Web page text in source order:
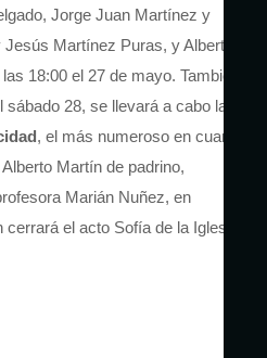
Jorge Juan Martínez y
Martínez Puras, y Alberto
18:00 el 27 de mayo. También
28, se llevará a cabo la
, el más numeroso en cuanto
Martín de padrino,
Marián Nuñez, en
el acto Sofía de la Iglesia.